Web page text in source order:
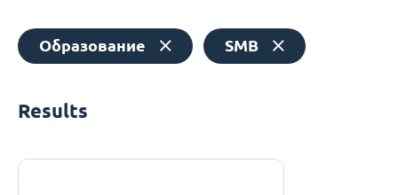
Образование SMB
Results